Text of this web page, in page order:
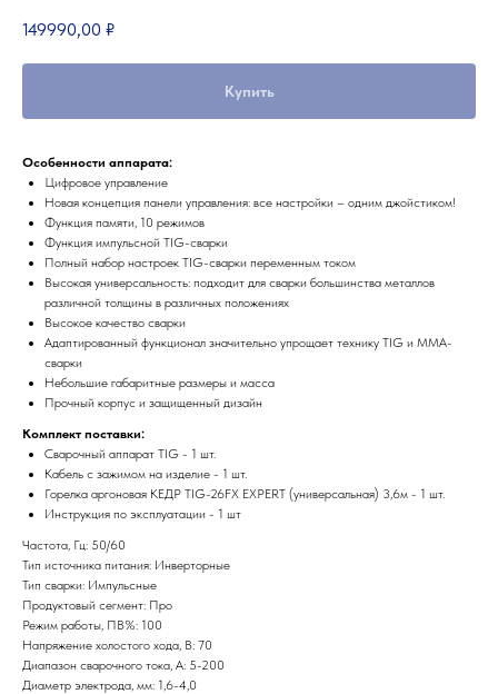
149990,00 ₽
Купить
Особенности аппарата:
Цифровое управление
Новая концепция панели управления: все настройки – одним джойстиком!
Функция памяти, 10 режимов
Функция импульсной TIG-сварки
Полный набор настроек TIG-сварки переменным током
Высокая универсальность: подходит для сварки большинства металлов
различной толщины в различных положениях
Высокое качество сварки
Адаптированный функционал значительно упрощает технику TIG и ММА-
сварки
Небольшие габаритные размеры и масса
Прочный корпус и защищенный дизайн
Комплект поставки:
Сварочный аппарат TIG - 1 шт.
Кабель с зажимом на изделие - 1 шт.
Горелка аргоновая КЕДР TIG-26FX EXPERT (универсальная) 3,6м - 1 шт.
Инструкция по эксплуатации - 1 шт
Частота, Гц: 50/60
Тип источника питания: Инверторные
Тип сварки: Импульсные
Продуктовый сегмент: Про
Режим работы, ПВ%: 100
Напряжение холостого хода, В: 70
Диапазон сварочного тока, А: 5-200
Диаметр электрода, мм: 1,6-4,0
Партнеры компании
Наши главные партнеры